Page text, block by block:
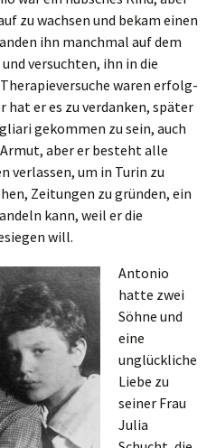
zu wachsen und bekam einen
ihn manch­mal auf dem
versuch­ten, ihn in die
Thera­pie­ver­su­che waren erfolg­
hat er es zu verdan­ken, später
gekom­men zu sein, auch
aber er besteht alle
verlas­sen, um in Turin zu
Zeitun­gen zu gründen, ein
kann, weil er die
will.
Antonio
hatte zwei
Söhne und
eine
unglück­li­che
Liebe zu
seiner Frau
Julia